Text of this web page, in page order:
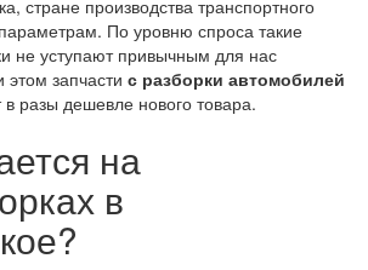
стране производства транспортного
По уровню спроса такие
не уступают привычным для нас
запчасти с разборки автомобилей
в разы дешевле нового товара.
на
в